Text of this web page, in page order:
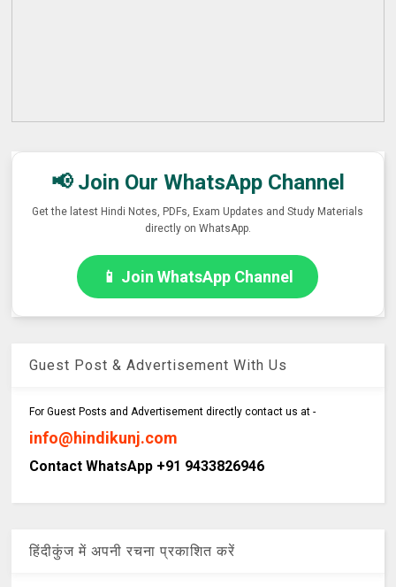
📢 Join Our WhatsApp Channel
Get the latest Hindi Notes, PDFs, Exam Updates and Study Materials
directly on WhatsApp.
📱 Join WhatsApp Channel
Guest Post & Advertisement With Us
For Guest Posts and Advertisement directly contact us at -
info@hindikunj.com
Contact WhatsApp +91 9433826946
हिंदीकुंज में अपनी रचना प्रकाशित करें